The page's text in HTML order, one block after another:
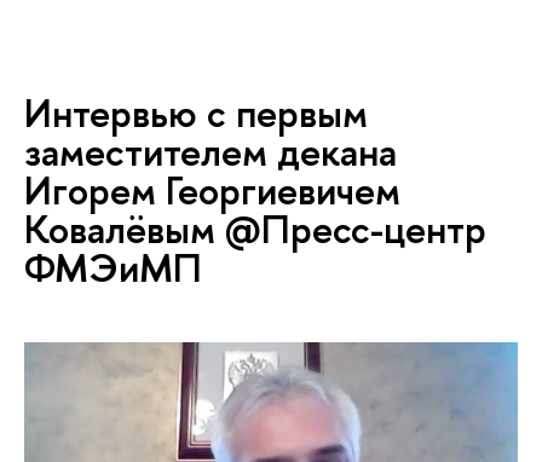
Интервью с первым
заместителем декана
Игорем Георгиевичем
Ковалёвым @Пресс-центр
ФМЭиМП